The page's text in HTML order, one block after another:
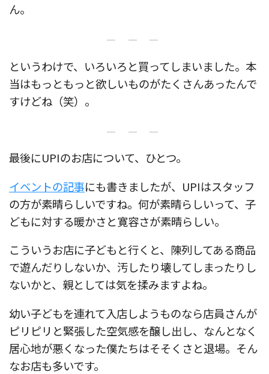
ん。
– – –
というわけで、いろいろと買ってしまいました。本
当はもっともっと欲しいものがたくさんあったんで
すけどね（笑）。
– – –
最後にUPIのお店について、ひとつ。
イベントの記事にも書きましたが、UPIはスタッフ
の方が素晴らしいですね。何が素晴らしいって、子
どもに対する暖かさと寛容さが素晴らしい。
こういうお店に子どもと行くと、陳列してある商品
で遊んだりしないか、汚したり壊してしまったりし
ないかと、親としては気を揉みますよね。
幼い子どもを連れて入店しようものなら店員さんが
ピリピリと緊張した空気感を醸し出し、なんとなく
居心地が悪くなった僕たちはそそくさと退場。そん
なお店も多いです。